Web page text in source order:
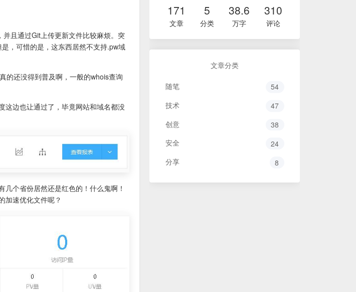
且通过Git上传更新文件比较麻烦。突
，可惜的是，这东西居然不支持.pw域
的还没得到普及啊，一般的whois查询
这边也让通过了，毕竟网站和域名都没
个省份居然还是红色的！什么鬼啊！
加速优化文件呢？
171
文章
5
分类
38.6
万字
310
评论
文章分类
随笔
54
技术
47
创意
38
安全
24
分享
8